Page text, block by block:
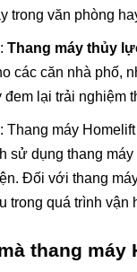
trong văn phòng
Thang máy thủy
các căn nhà phố,
đem lại trải
Thang máy
dụng thang
Đối với thang
trong quá trình vận
thang máy